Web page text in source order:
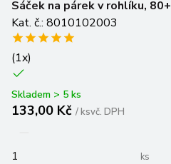
Sáček na párek v rohlíku,
Kat. č.: 8010102003
(1x)
Skladem > 5 ks
133,00 Kč /ksvč. DPH
ks